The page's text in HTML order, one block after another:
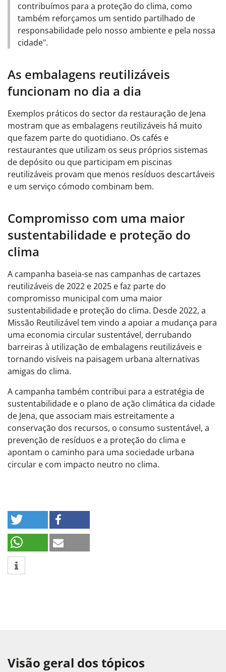
contribuímos para a proteção do clima, como
também reforçamos um sentido partilhado de
responsabilidade pelo nosso ambiente e pela nossa
cidade".
As embalagens reutilizáveis
funcionam no dia a dia
Exemplos práticos do sector da restauração de Jena
mostram que as embalagens reutilizáveis há muito
que fazem parte do quotidiano. Os cafés e
restaurantes que utilizam os seus próprios sistemas
de depósito ou que participam em piscinas
reutilizáveis provam que menos resíduos descartáveis
e um serviço cómodo combinam bem.
Compromisso com uma maior
sustentabilidade e proteção do
clima
A campanha baseia-se nas campanhas de cartazes
reutilizáveis de 2022 e 2025 e faz parte do
compromisso municipal com uma maior
sustentabilidade e proteção do clima. Desde 2022, a
Missão Reutilizável tem vindo a apoiar a mudança para
uma economia circular sustentável, derrubando
barreiras à utilização de embalagens reutilizáveis e
tornando visíveis na paisagem urbana alternativas
amigas do clima.
A campanha também contribui para a estratégia de
sustentabilidade e o plano de ação climática da cidade
de Jena, que associam mais estreitamente a
conservação dos recursos, o consumo sustentável, a
prevenção de resíduos e a proteção do clima e
apontam o caminho para uma sociedade urbana
circular e com impacto neutro no clima.
Visão geral dos tópicos